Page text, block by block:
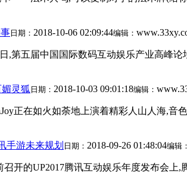
日期： 2018-10-06 02:09:44编辑：
,第五届中国国际数码互动娱乐产业高峰
灵狐 日期： 2018-10-03 09:01:18编辑：
正在如火如荼地上演着精彩人山人海,
手游未来规划 日期： 2018-09-26 01:48:04编辑：
召开的UP2017腾讯互动娱乐年度发布会